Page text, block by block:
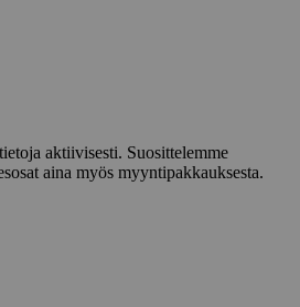
aktiivisesti. Suosittelemme
aina myös myyntipakkauksesta.